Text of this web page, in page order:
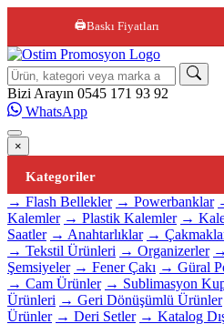
🖨️Baskı Fiyatları
Site içi arama
Bizi Arayın 0545 171 93 92
WhatsApp
×
Kategoriler
→ Flash Bellekler → Powerbanklar
Kalemler → Plastik Kalemler →
Saatler → Anahtarlıklar →
→ Tekstil Ürünleri → Organizerler
Şemsiyeler → Fener Çakı → Güral
→ Cam Ürünler → Sublimasyon
Ürünleri → Geri Dönüşümlü Ürünler
Ürünler → Deri Setler → Katalog